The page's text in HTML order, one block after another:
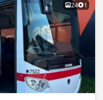
24 1